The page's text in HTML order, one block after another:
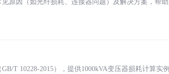
原因（如光纤损耗、连接器问题）及解决方案，帮
T 10228-2015），提供1000kVA变压器损耗计算实